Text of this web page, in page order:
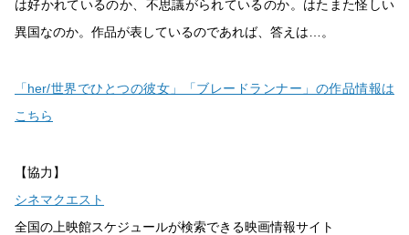
は好かれているのか、不思議がられているのか。はたまた怪しい
異国なのか。作品が表しているのであれば、答えは…。
「her/世界でひとつの彼女」「ブレードランナー」の作品情報は
こちら
【協力】
シネマクエスト
全国の上映館スケジュールが検索できる映画情報サイト